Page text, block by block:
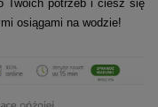
Twoich potrzeb i ciesz się
osiągami na wodzie!